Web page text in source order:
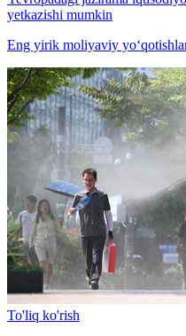
yetkazishi mumkin
Eng yirik moliyaviy
To'liq ko'rish